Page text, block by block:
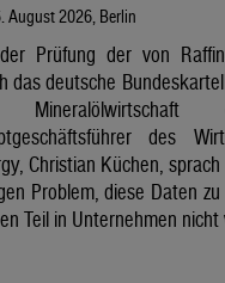
August 2026, Berlin
Prüfung der von
das deutsche
des
Christian Küchen,
Problem, diese Daten
Teil in Unternehmen nicht